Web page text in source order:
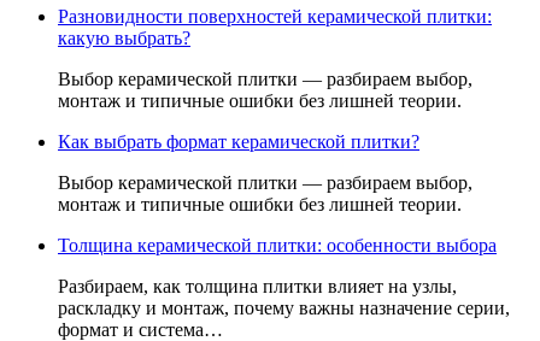
Разновидности поверхностей керамической плитки:
какую выбрать?
Выбор керамической плитки — разбираем выбор,
монтаж и типичные ошибки без лишней теории.
Как выбрать формат керамической плитки?
Выбор керамической плитки — разбираем выбор,
монтаж и типичные ошибки без лишней теории.
Толщина керамической плитки: особенности выбора
Разбираем, как толщина плитки влияет на узлы,
раскладку и монтаж, почему важны назначение серии,
формат и система…